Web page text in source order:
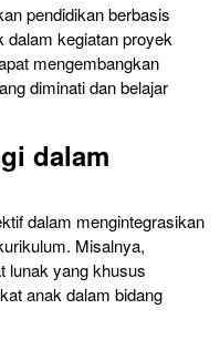
pendidikan berbasis
dalam kegiatan proyek
mengembangkan
diminati dan belajar
dalam
dalam mengintegrasikan
Misalnya,
lunak yang khusus
anak dalam bidang